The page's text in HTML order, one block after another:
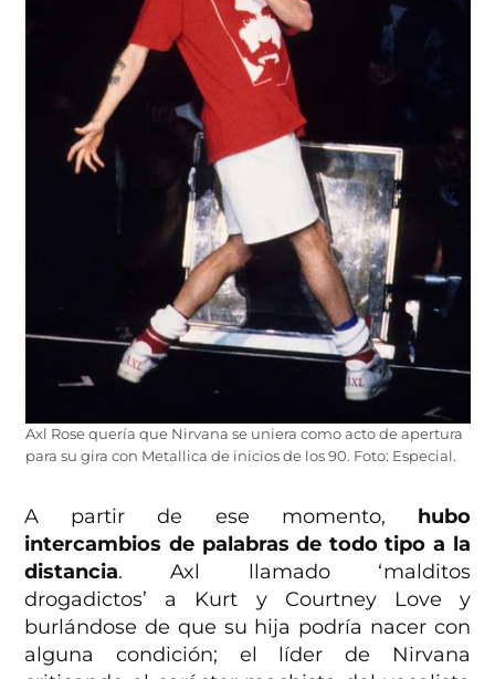
Axl Rose quería que Nirvana se uniera como acto de apertura
para su gira con Metallica de inicios de los 90. Foto: Especial.
A partir de ese momento, hubo
intercambios de palabras de todo tipo a la
distancia. Axl llamado ‘malditos
drogadictos’ a Kurt y Courtney Love y
burlándose de que su hija podría nacer con
alguna condición; el líder de Nirvana